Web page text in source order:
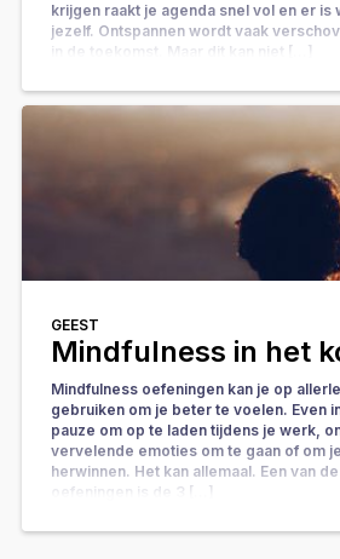
krijgen raakt je agenda snel vol en er
jezelf. Ontspannen wordt vaak
in de toekomst. Maar dit kan niet […]
GEEST
Mindfulness in het
Mindfulness oefeningen kan je op
gebruiken om je beter te voelen. Even
pauze om op te laden tijdens je werk,
vervelende emoties om te gaan of om
herwinnen. Het kan allemaal. Een van
oefeningen is de 3 […]